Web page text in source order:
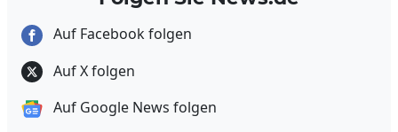
Auf Facebook folgen
Auf X folgen
Auf Google News folgen